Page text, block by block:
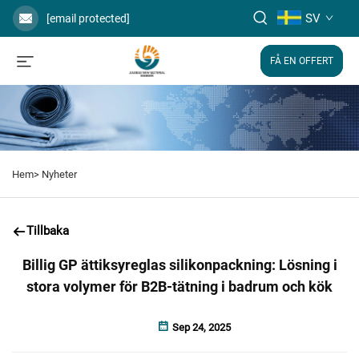
[email protected] SV
FÅ EN OFFERT
Hem> Nyheter
Tillbaka
Billig GP ättiksyreglas silikonpackning: Lösning i
stora volymer för B2B-tätning i badrum och kök
Sep 24, 2025